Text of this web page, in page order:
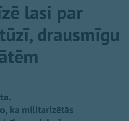
lasi par
drausmīgu
ka militarizētās